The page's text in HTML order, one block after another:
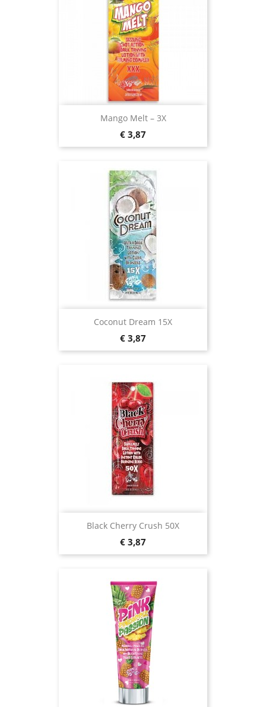
Mango Melt – 3X
Prijs
€ 3,87
Coconut Dream 15X
Prijs
€ 3,87
Black Cherry Crush 50X
Prijs
€ 3,87